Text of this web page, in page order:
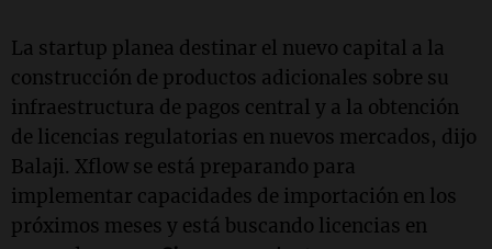
La startup planea destinar el nuevo capital a la
construcción de productos adicionales sobre su
infraestructura de pagos central y a la obtención
de licencias regulatorias en nuevos mercados, dijo
Balaji. Xflow se está preparando para
implementar capacidades de importación en los
próximos meses y está buscando licencias en